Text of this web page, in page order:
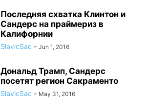
Последняя схватка Клинтон и
Сандерс на праймериз в
Калифорнии
SlavicSac - Jun 1, 2016
Дональд Трамп, Сандерс
посетят регион Сакраменто
SlavicSac - May 31, 2016